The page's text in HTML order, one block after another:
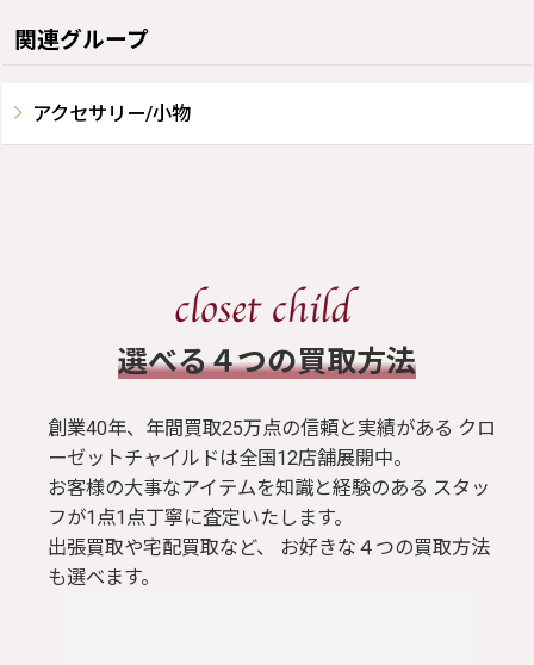
関連グループ
アクセサリー/小物
​選べる４つの買取方法
創業40年、年間買取25万点の信頼と実績がある クロ
ーゼットチャイルドは全国12店舗展開中。
お客様の大事なアイテムを知識と経験のある スタッ
フが1点1点丁寧に査定いたします。
出張買取や宅配買取など、 お好きな４つの買取方法
も選べます。